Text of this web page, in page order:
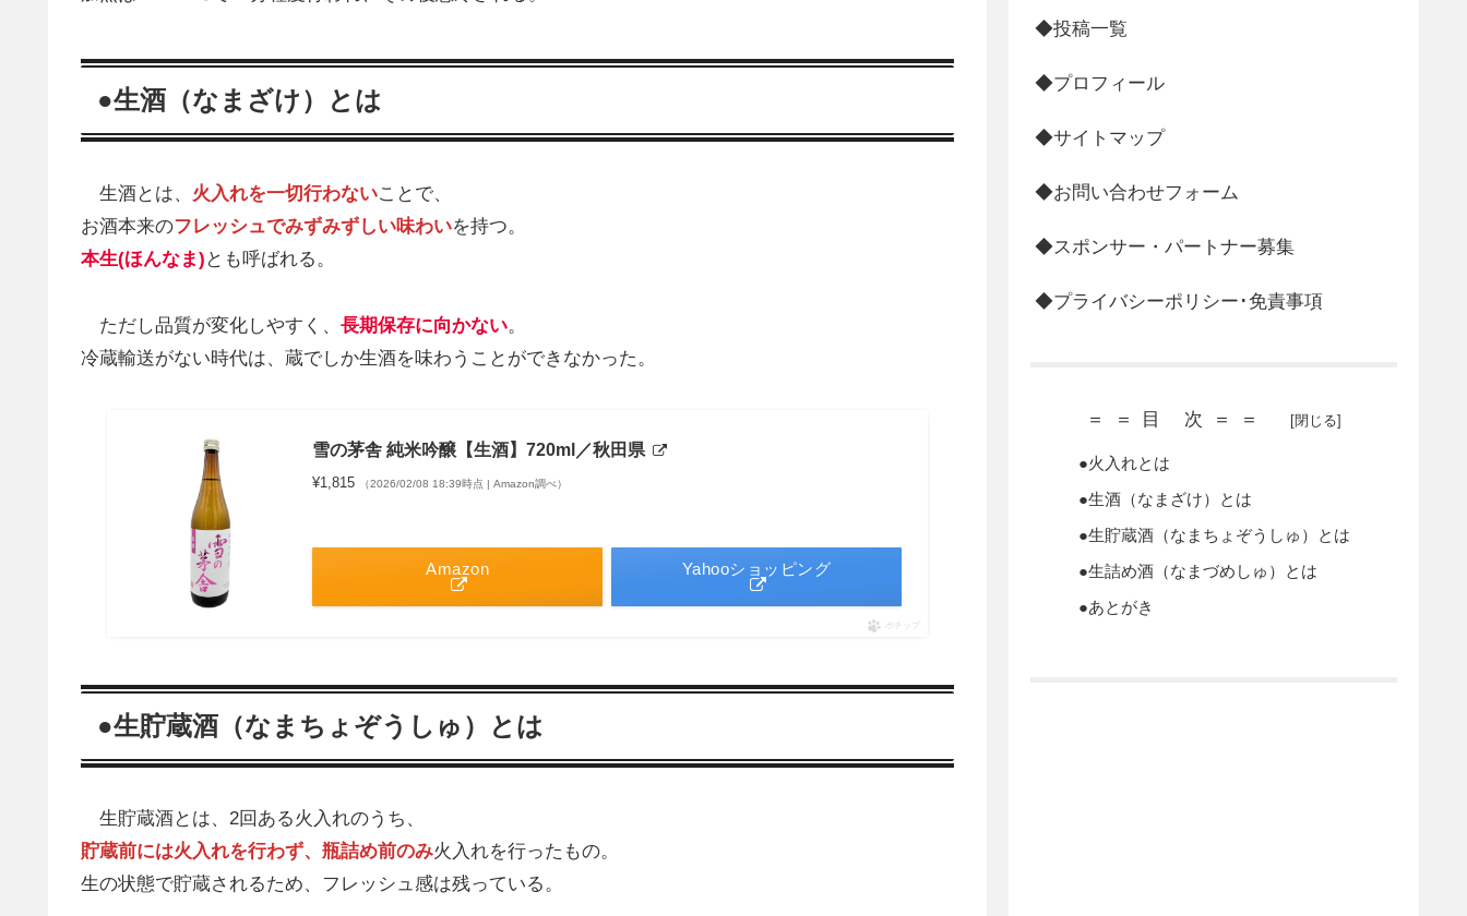
●生酒（なまざけ）とは
生酒とは、 火入れを一切行わないことで、
お酒本来のフレッシュでみずみずしい味わいを持つ。
本生(ほんなま) とも呼ばれる。
ただし品質が変化しやすく、 長期保存に向かない。
冷蔵輸送がない時代は、蔵でしか生酒を味わうことができなかった。
雪の茅舎 純米吟醸【生酒】720ml／秋田県
¥1,815 （2026/02/08 18:39時点 | Amazon調べ）
Amazon Yahooショッピング
ポチップ
●生貯蔵酒（なまちょぞうしゅ）とは
生貯蔵酒とは、2回ある火入れのうち、
貯蔵前には火入れを行わず、 瓶詰め前のみ火入れを行ったもの。
生の状態で貯蔵されるため、フレッシュ感は残っている。
◆投稿一覧
◆プロフィール
◆サイトマップ
◆お問い合わせフォーム
◆スポンサー・パートナー募集
◆プライバシーポリシー･免責事項
＝＝目 次＝＝
●火入れとは
●生酒（なまざけ）とは
●生貯蔵酒（なまちょぞうしゅ）とは
●生詰め酒（なまづめしゅ）とは
●あとがき